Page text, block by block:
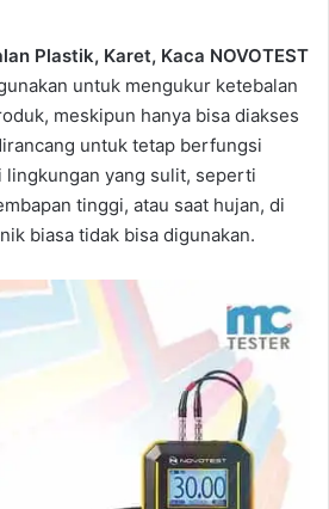
Plastik, Karet, Kaca NOVOTEST
untuk mengukur ketebalan
meskipun hanya bisa diakses
untuk tetap berfungsi
lingkungan yang sulit, seperti
tinggi, atau saat hujan, di
biasa tidak bisa digunakan.